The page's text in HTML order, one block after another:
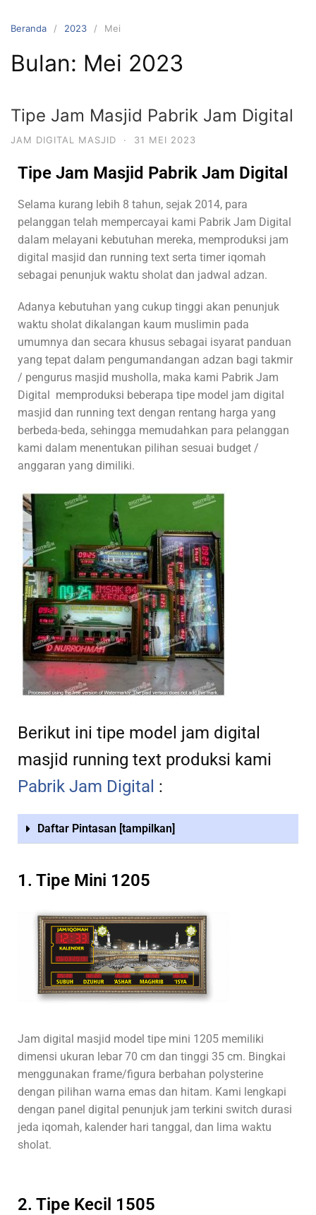
Beranda 2023 Mei
Bulan: Mei 2023
Tipe Jam Masjid Pabrik Jam Digital
JAM DIGITAL MASJID · 31 MEI 2023
Tipe Jam Masjid Pabrik Jam Digital
Selama kurang lebih 8 tahun, sejak 2014, para
pelanggan telah mempercayai kami Pabrik Jam Digital
dalam melayani kebutuhan mereka, memproduksi jam
digital masjid dan running text serta timer iqomah
sebagai penunjuk waktu sholat dan jadwal adzan.
Adanya kebutuhan yang cukup tinggi akan penunjuk
waktu sholat dikalangan kaum muslimin pada
umumnya dan secara khusus sebagai isyarat panduan
yang tepat dalam pengumandangan adzan bagi takmir
/ pengurus masjid musholla, maka kami Pabrik Jam
Digital memproduksi beberapa tipe model jam digital
masjid dan running text dengan rentang harga yang
berbeda-beda, sehingga memudahkan para pelanggan
kami dalam menentukan pilihan sesuai budget /
anggaran yang dimiliki.
Berikut ini tipe model jam digital
masjid running text produksi kami
Pabrik Jam Digital :
Daftar Pintasan [tampilkan]
1. Tipe Mini 1205
Jam digital masjid model tipe mini 1205 memiliki
dimensi ukuran lebar 70 cm dan tinggi 35 cm. Bingkai
menggunakan frame/figura berbahan polysterine
dengan pilihan warna emas dan hitam. Kami lengkapi
dengan panel digital penunjuk jam terkini switch durasi
jeda iqomah, kalender hari tanggal, dan lima waktu
sholat.
2. Tipe Kecil 1505